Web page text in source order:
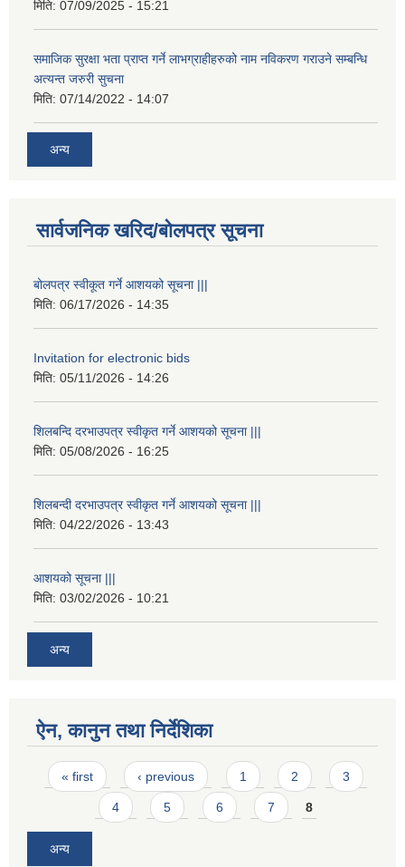
मिति: 07/09/2025 - 15:21
समाजिक सुरक्षा भता प्राप्त गर्ने लाभग्राहीहरुको नाम नविकरण गराउने सम्बन्धि
अत्यन्त जरुरी सुचना
मिति: 07/14/2022 - 14:07
अन्य
सार्वजनिक खरिद/बोलपत्र सूचना
बोलपत्र स्वीकूत गर्ने आशयको सूचना |||
मिति: 06/17/2026 - 14:35
Invitation for electronic bids
मिति: 05/11/2026 - 14:26
शिलबन्दि दरभाउपत्र स्वीकृत गर्ने आशयको सूचना |||
मिति: 05/08/2026 - 16:25
शिलबन्दी दरभाउपत्र स्वीकृत गर्ने आशयको सूचना |||
मिति: 04/22/2026 - 13:43
आशयको सूचना |||
मिति: 03/02/2026 - 10:21
अन्य
ऐन, कानुन तथा निर्देशिका
Pages
« first ‹ previous 1 2 3
4 5 6 7 8
अन्य